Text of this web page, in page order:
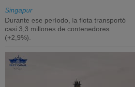
Singapur
Durante ese período, la flota transportó
casi 3,3 millones de contenedores
(+2,9%).